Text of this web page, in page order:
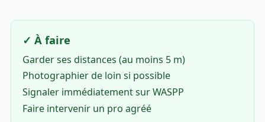
✓ À faire
Garder ses distances (au moins 5 m)
Photographier de loin si possible
Signaler immédiatement sur WASPP
Faire intervenir un pro agréé